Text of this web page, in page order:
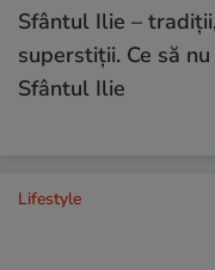
Sfântul Ilie –
superstiții. Ce să
Sfântul Ilie
Lifestyle